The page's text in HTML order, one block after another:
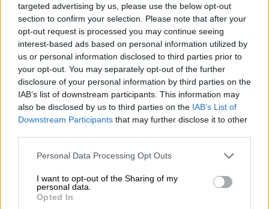
targeted advertising by us, please use the below opt-out
section to confirm your selection. Please note that after your
opt-out request is processed you may continue seeing
interest-based ads based on personal information utilized by
us or personal information disclosed to third parties prior to
your opt-out. You may separately opt-out of the further
disclosure of your personal information by third parties on the
IAB’s list of downstream participants. This information may
also be disclosed by us to third parties on the IAB’s List of
Downstream Participants that may further disclose it to other
Please note that this website/app uses one or more Google
not limited to your visit or usage behaviour. You may click to
grant or deny consent to Google and its third-party tags to
use your data for below specified purposes in below Google
Personal Data Processing Opt Outs
I want to opt-out of the Sharing of my
personal data.
Opted In
Ελλάδα|26.09.2024 10:11
Κτηνωδία στο Βόλο: Μαχαίρωσαν
αδέσποτο σκύλο και τον πέταξαν σε
πυλωτή πολυκατοικίας
Έρευνες για τους υπεύθυνους